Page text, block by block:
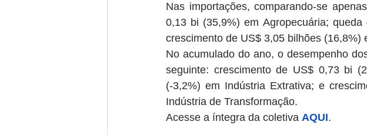
Nas importações, comparando-se
0,13 bi (35,9%) em Agropecuária;
crescimento de US$ 3,05 bilhões
No acumulado do ano, o desempenho
seguinte: crescimento de US$ 0,73 bi
(-3,2%) em Indústria Extrativa; e
Indústria de Transformação.
Acesse a íntegra da coletiva AQUI.